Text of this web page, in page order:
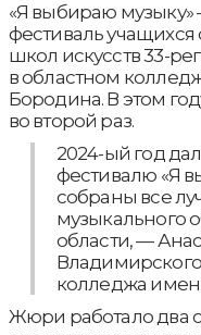
«Я выбираю музыку»
фестиваль учащихся
школ искусств 33-
в областном
Бородина. В этом
во второй раз.
2024-ый год
фестивалю «Я
собраны все
музыкального
области, —
колледжа
Жюри работало два